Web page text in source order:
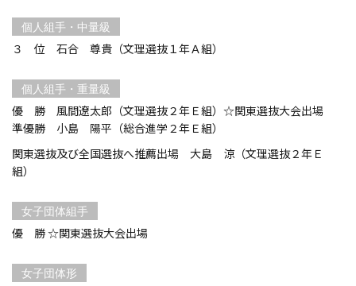
個人組手・中量級
３ 位 石合 尊貴（文理選抜１年Ａ組）
個人組手・重量級
優 勝 風間遼太郎（文理選抜２年Ｅ組）☆関東選抜大会出場
準優勝 小島 陽平（総合進学２年Ｅ組）
関東選抜及び全国選抜へ推薦出場 大島 涼（文理選抜２年Ｅ
組）
女子団体組手
優 勝 ☆関東選抜大会出場
女子団体形